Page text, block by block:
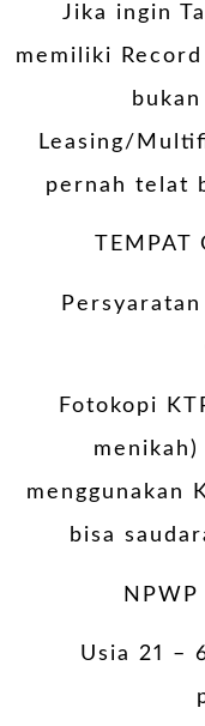
Jika ingin
memiliki
Leasing/
pernah telat
Fotokopi
menggunakan
bisa
Usia 21 –